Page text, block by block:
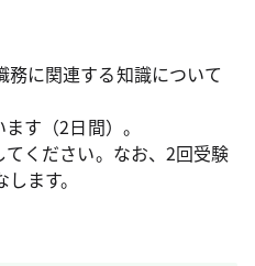
関連する知識について
（2日間）。
ださい。なお、2回受験
ます。